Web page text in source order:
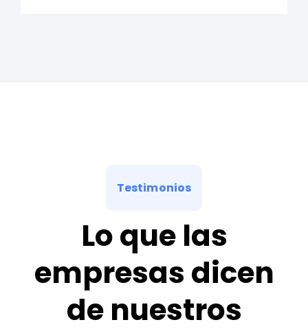
Testimonios
Lo que las
empresas dicen
de nuestros